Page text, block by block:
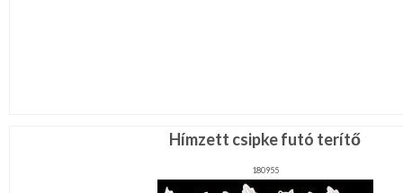
Hímzett csipke futó terítő
180955